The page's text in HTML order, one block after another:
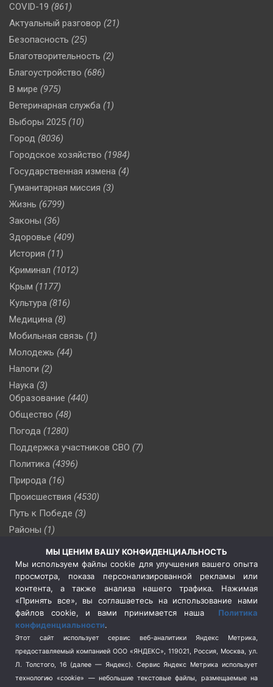
COVID-19 (861)
Актуальный разговор (21)
Безопасность (25)
Благотворительность (2)
Благоустройство (686)
В мире (975)
Ветеринарная служба (1)
Выборы 2025 (10)
Город (8036)
Городское хозяйство (1984)
Государственная измена (4)
Гуманитарная миссия (3)
Жизнь (6799)
Законы (36)
Здоровье (409)
История (11)
Криминал (1012)
Крым (1177)
Культура (816)
Медицина (8)
Мобильная связь (1)
Молодежь (44)
Налоги (2)
Наука (3)
Образование (440)
Общество (48)
Погода (1280)
Поддержка участников СВО (7)
Политика (4396)
Природа (16)
Происшествия (4530)
Путь к Победе (3)
Районы (1)
Сельское хозяйство (3)
Социальная политика
(3)
Спецоперация в Украине
Спецоперация на Украине
(404)
Спорт (740)
Терроризм (1)
Транспорт (262)
МЫ ЦЕНИМ ВАШУ КОНФИДЕНЦИАЛЬНОСТЬ
Мы используем файлы cookie для улучшения вашего опыта
просмотра, показа персонализированной рекламы или
контента, а также анализа нашего трафика. Нажимая
«Принять все», вы соглашаетесь на использование нами
файлов cookie, и вами принимается наша Политика
конфиденциальности.
Этот сайт использует сервис веб-аналитики Яндекс Метрика,
предоставляемый компанией ООО «ЯНДЕКС», 119021, Россия, Москва, ул.
Л. Толстого, 16 (далее — Яндекс). Сервис Яндекс Метрика использует
технологию «cookie» — небольшие текстовые файлы, размещаемые на